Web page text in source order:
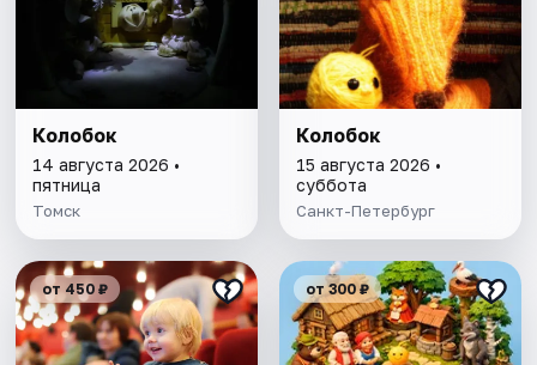
Колобок
14 августа 2026 •
пятница
Томск
Колобок
15 августа 2026 •
суббота
Санкт-Петербург
от 450 ₽ от 300 ₽